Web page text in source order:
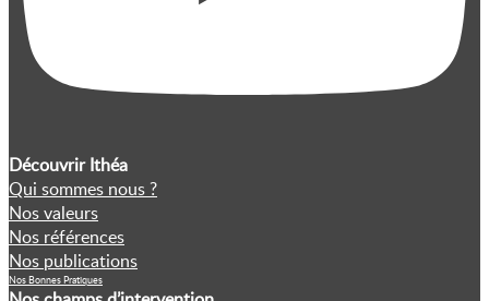
Découvrir Ithéa
Qui sommes nous ?
Nos valeurs
Nos références
Nos publications
Nos Bonnes Pratiques